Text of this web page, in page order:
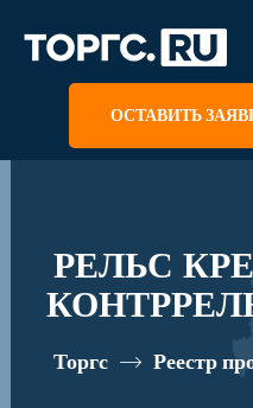
ОСТАВИТЬ
РЕЛЬС
2628.
реестровый
Торгс Реестр